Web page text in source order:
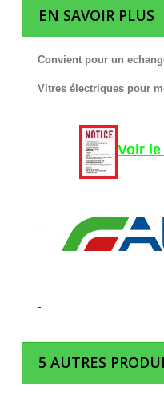
EN SAVOIR PLUS
Convient pour un
Vitres électriques pour
Voir
5 AUTRES